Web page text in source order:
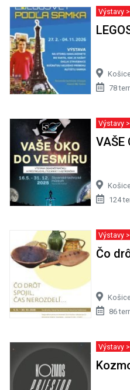
Výstavy >
78
Výstavy >
VAŠE
124
Výstavy >
Čo
86
Výstavy >